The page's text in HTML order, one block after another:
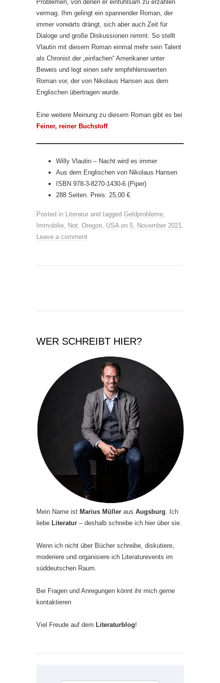
Problemen, von denen er einfühlsam zu erzählen
vermag. Ihm gelingt ein spannender Roman, der
immer vorwärts drängt, sich aber auch Zeit für
Dialoge und große Diskussionen nimmt. So stellt
Vlautin mit diesem Roman einmal mehr sein Talent
als Chronist der „einfachen“ Amerikaner unter
Beweis und legt einen sehr empfehlenswerten
Roman vor, der von Nikolaus Hansen aus dem
Englischen übertragen wurde.
Eine weitere Meinung zu diesem Roman gibt es bei
Feiner, reiner Buchstoff.
Willy Vlautin – Nacht wird es immer
Aus dem Englischen von Nikolaus Hansen
ISBN 978-3-8270-1430-6 (Piper)
288 Seiten. Preis: 25,00 €
Posted in Literatur and tagged Geldprobleme
Immobilie
Not Oregon USA on 5. November 2021
Leave a comment
WER SCHREIBT HIER?
Mein Name ist Marius Müller aus Augsburg . Ich
liebe Literatur – deshalb schreibe ich hier über sie.
Wenn ich nicht über Bücher schreibe, diskutiere,
moderiere und organisiere ich Literaturevents im
süddeutschen Raum.
Bei Fragen und Anregungen könnt ihr mich gerne
kontaktieren
Viel Freude auf dem Literaturblog!